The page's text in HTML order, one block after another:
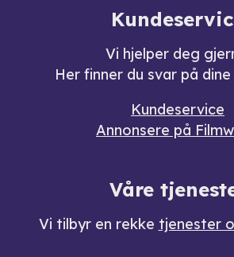
Vi hjelper deg
Her finner du svar på
Kundeservice
Annonsere på
Våre
Vi tilbyr en rekke tjenester